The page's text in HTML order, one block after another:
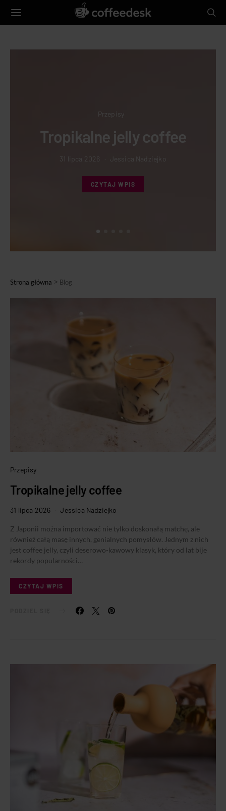
Inny wymiar ziół, czyli cold
brew prosto z Grecji!
CZYTAJ WPIS
Strona główna > Blog
Przepisy
Tropikalne jelly coffee
31 lipca 2026 Jessica Nadziejko
Z Japonii można importować nie tylko doskonałą matchę, ale
również całą masę innych, genialnych pomysłów. Jednym z nich
jest coffee jelly, czyli deserowo-kawowy klasyk, który od lat bije
rekordy popularności…
CZYTAJ WPIS